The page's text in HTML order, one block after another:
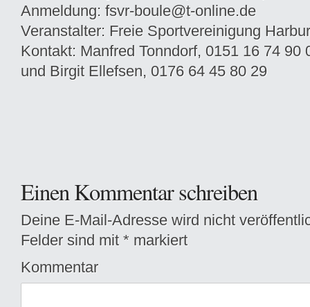
Anmeldung: fsvr-boule@t-online.de
Veranstalter: Freie Sportvereinigung
Kontakt: Manfred Tonndorf, 0151 16 74 90
und Birgit Ellefsen, 0176 64 45 80 29
Einen Kommentar schreiben
Deine E-Mail-Adresse wird nicht
Felder sind mit * markiert
Kommentar